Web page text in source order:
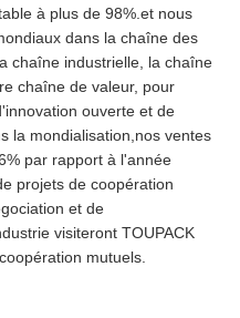
à plus de 98%.et nous
dans la chaîne des
chaîne industrielle, la chaîne
chaîne de valeur, pour
ouverte et de
la mondialisation,nos ventes
par rapport à l'année
projets de coopération
et de
visiteront TOUPACK
mutuels.